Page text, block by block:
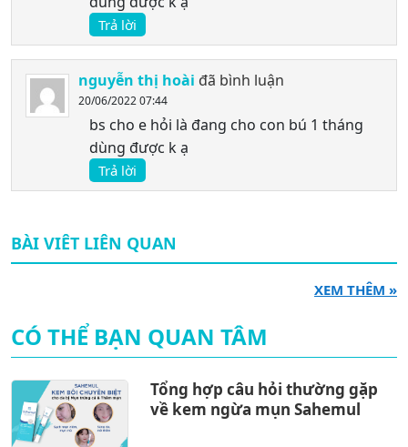
Trả lời
nguyễn thị hoài đã bình luận
20/06/2022 07:44
bs cho e hỏi là đang cho con bú 1 tháng
dùng được k ạ
Trả lời
BÀI VIÊT LIÊN QUAN
XEM THÊM »
CÓ THỂ BẠN QUAN TÂM
Tổng hợp câu hỏi thường gặp
về kem ngừa mụn Sahemul